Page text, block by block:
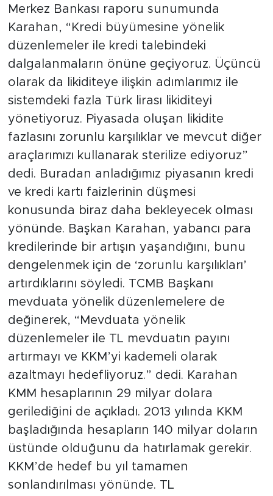
Merkez Bankası raporu sunumunda
Karahan, “Kredi büyümesine yönelik
düzenlemeler ile kredi talebindeki
dalgalanmaların önüne geçiyoruz. Üçüncü
olarak da likiditeye ilişkin adımlarımız ile
sistemdeki fazla Türk lirası likiditeyi
yönetiyoruz. Piyasada oluşan likidite
fazlasını zorunlu karşılıklar ve mevcut diğer
araçlarımızı kullanarak sterilize ediyoruz”
dedi. Buradan anladığımız piyasanın kredi
ve kredi kartı faizlerinin düşmesi
konusunda biraz daha bekleyecek olması
yönünde. Başkan Karahan, yabancı para
kredilerinde bir artışın yaşandığını, bunu
dengelenmek için de ‘zorunlu karşılıkları’
artırdıklarını söyledi. TCMB Başkanı
mevduata yönelik düzenlemelere de
değinerek, “Mevduata yönelik
düzenlemeler ile TL mevduatın payını
artırmayı ve KKM’yi kademeli olarak
azaltmayı hedefliyoruz.” dedi. Karahan
KMM hesaplarının 29 milyar dolara
gerilediğini de açıkladı. 2013 yılında KKM
başladığında hesapların 140 milyar doların
üstünde olduğunu da hatırlamak gerekir.
KKM’de hedef bu yıl tamamen
sonlandırılması yönünde. TL